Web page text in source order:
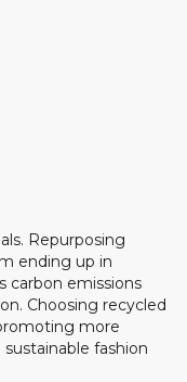
Repurposing
ending up in
carbon emissions
Choosing recycled
more
fashion